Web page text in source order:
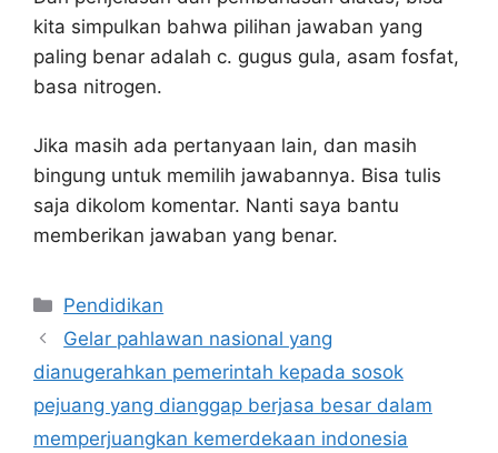
kita simpulkan bahwa pilihan jawaban yang
paling benar adalah c. gugus gula, asam fosfat,
basa nitrogen.
Jika masih ada pertanyaan lain, dan masih
bingung untuk memilih jawabannya. Bisa tulis
saja dikolom komentar. Nanti saya bantu
memberikan jawaban yang benar.
Kategori
Pendidikan
Gelar pahlawan nasional yang
dianugerahkan pemerintah kepada sosok
pejuang yang dianggap berjasa besar dalam
memperjuangkan kemerdekaan indonesia